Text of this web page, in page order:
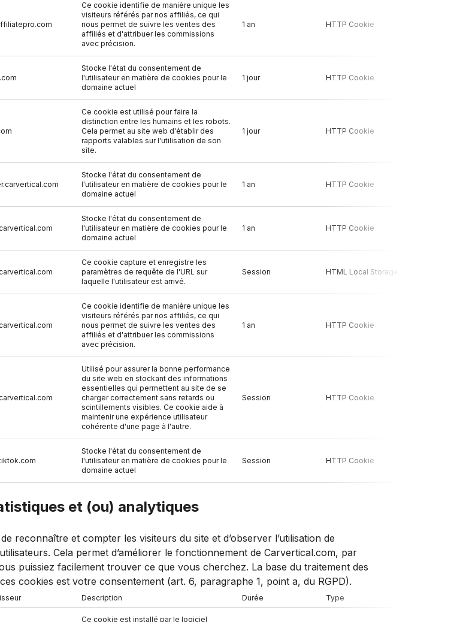
Ce cookie identifie de manière unique les
visiteurs référés par nos affiliés, ce qui
nous permet de suivre les ventes des
affiliés et d'attribuer les commissions
avec précision.
1 an HTTP Cookie
Stocke l'état du consentement de
l'utilisateur en matière de cookies pour le
domaine actuel
1 jour HTTP Cookie
Ce cookie est utilisé pour faire la
distinction entre les humains et les robots.
Cela permet au site web d'établir des
rapports valables sur l'utilisation de son
site.
1 jour HTTP Cookie
Stocke l'état du consentement de
l'utilisateur en matière de cookies pour le
domaine actuel
1 an HTTP Cookie
Stocke l'état du consentement de
l'utilisateur en matière de cookies pour le
domaine actuel
1 an HTTP Cookie
Ce cookie capture et enregistre les
paramètres de requête de l'URL sur
laquelle l'utilisateur est arrivé.
Session HTML Local Storage
Ce cookie identifie de manière unique les
visiteurs référés par nos affiliés, ce qui
nous permet de suivre les ventes des
affiliés et d'attribuer les commissions
avec précision.
1 an HTTP Cookie
Utilisé pour assurer la bonne performance
du site web en stockant des informations
essentielles qui permettent au site de se
charger correctement sans retards ou
scintillements visibles. Ce cookie aide à
maintenir une expérience utilisateur
cohérente d'une page à l'autre.
Session HTTP Cookie
Stocke l'état du consentement de
l'utilisateur en matière de cookies pour le
domaine actuel
Session HTTP Cookie
et (ou) analytiques
reconnaître et compter les visiteurs du site et d’observer l’utilisation de
Cela permet d’améliorer le fonctionnement de Carvertical.com, par
puissiez facilement trouver ce que vous cherchez. La base du traitement des
cookies est votre consentement (art. 6, paragraphe 1, point a, du RGPD).
Description Durée Type
Ce cookie est installé par le logiciel